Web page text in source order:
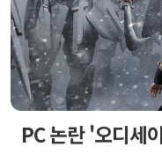
PC 논란 '오디세